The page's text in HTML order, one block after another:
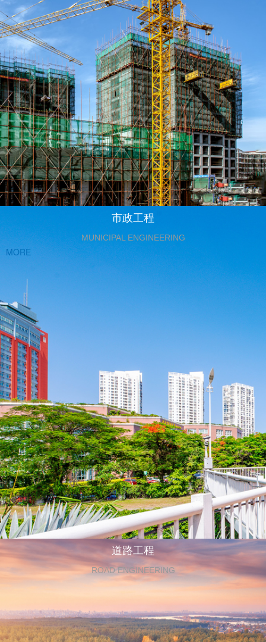
市政工程
MUNICIPAL ENGINEERING
MORE
道路工程
ROAD ENGINEERING